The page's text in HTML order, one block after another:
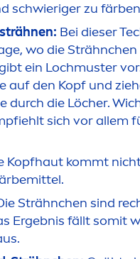
schwieriger zu
Bei dieser
wo die Strähnchen
ein Lochmuster
auf den Kopf und
durch die Löcher.
sich vor allem
Kopfhaut kommt
Strähnchen sind
Ergebnis fällt somit